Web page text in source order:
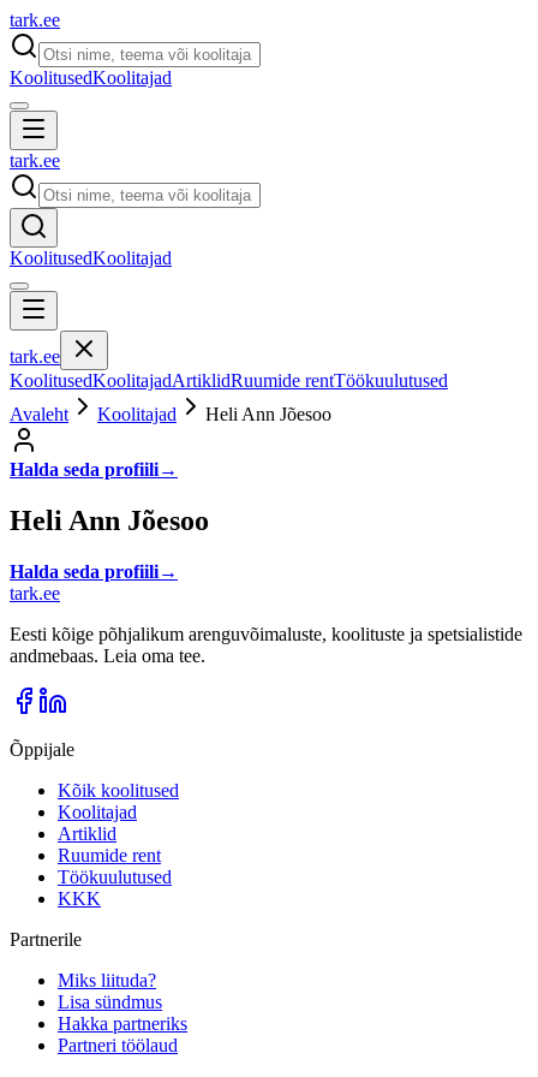
tark.ee
KoolitusedKoolitajad
tark.ee
KoolitusedKoolitajad
tark.ee
KoolitusedKoolitajadArtiklidRuumide rentTöökuulutused
Avaleht
Koolitajad Heli Ann Jõesoo
Halda seda profiili→
Heli Ann Jõesoo
Halda seda profiili→
tark.ee
Eesti kõige põhjalikum arenguvõimaluste, koolituste ja spetsialistide
andmebaas. Leia oma tee.
Õppijale
Kõik koolitused
Koolitajad
Artiklid
Ruumide rent
Töökuulutused
KKK
Partnerile
Miks liituda?
Lisa sündmus
Hakka partneriks
Partneri töölaud